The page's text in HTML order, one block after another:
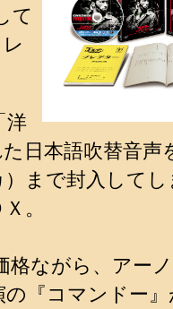
て
洋
日本語吹替音声
まで封入して
。
格ながら、アー
『コマンドー